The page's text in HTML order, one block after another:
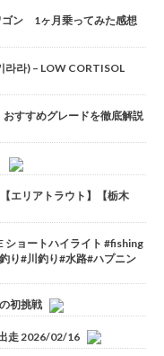
ン 1ヶ月乗ってみた感想
라라) – LOW CORTISOL
おすすめグレードを徹底解説
エリアトラウト】【栃木
ショートハイライト #fishing
り#川釣り#水路#ハプニン
初挑戦
走 2026/02/16